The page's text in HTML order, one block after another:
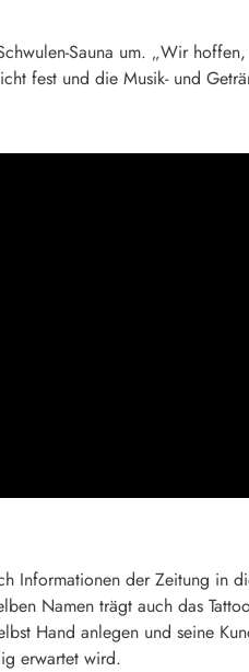
Sauna um. „Wir
fest und die Musik- und
Informationen der Zeitung in
Namen trägt auch das
Hand anlegen und seine
erwartet wird.